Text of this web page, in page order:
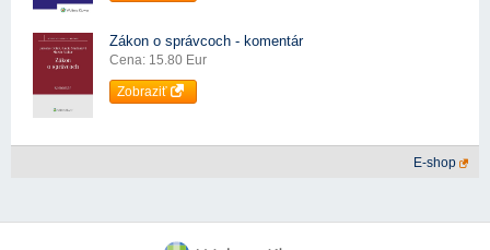
Zákon o správcoch - komentár
Cena: 15.80 Eur
Zobraziť
E-shop